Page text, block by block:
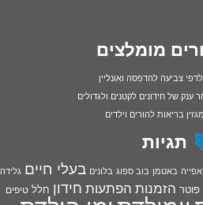
מומלצים
צביעה להדפסה ואונליין
ענק של חידונים לקטנים ולגדולים
בריאות להורים וילדים
תגיות
אפייה באטמן בוב ספוג בלונים בעלי חיים גלידה
פוטר הזמנות הפתעות חידון חלל טיפים